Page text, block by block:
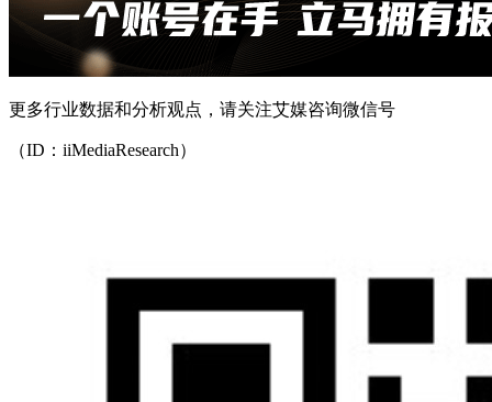
更多行业数据和分析观点，请关注艾媒咨询微信号
（ID：iiMediaResearch）